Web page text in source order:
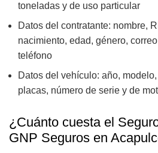
toneladas y de uso particular
Datos del contratante: nombre,
nacimiento, edad, género,
teléfono
Datos del vehículo: año,
placas, número de serie y de
¿Cuánto cuesta el
GNP Seguros en